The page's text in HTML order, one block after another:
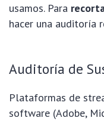
usamos. Para
hacer una auditoría
Auditoría de
Plataformas de
software (Adobe,